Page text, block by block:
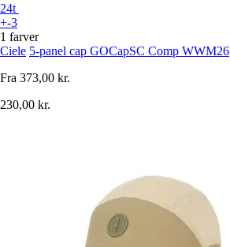
24t
+-3
1 farver
Ciele 5-panel cap GOCapSC Comp WWM26
Fra 373,00 kr.
230,00 kr.